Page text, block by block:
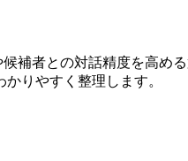
補者との対話精度を高め
りやすく整理します。